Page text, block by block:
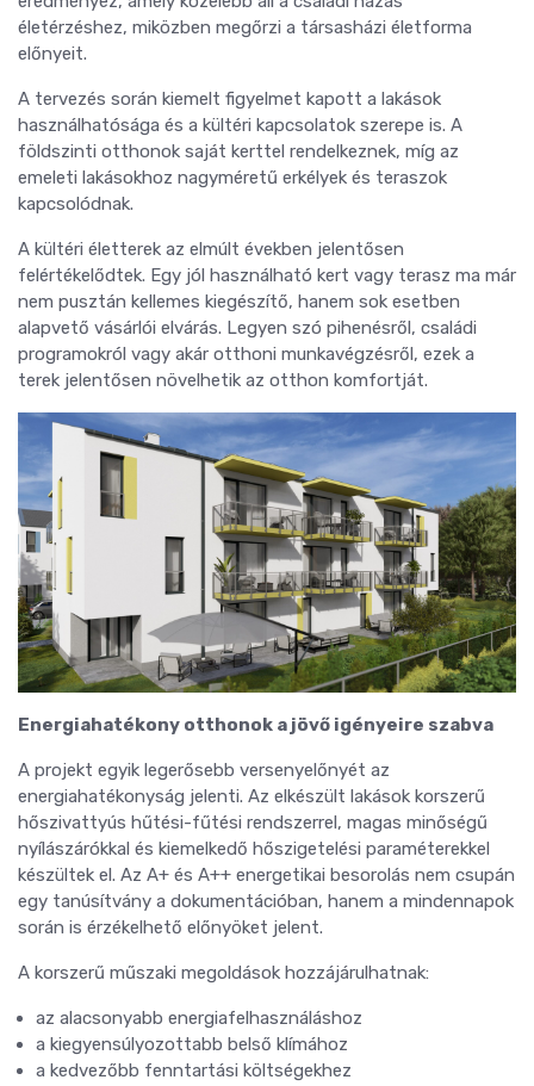
életérzéshez, miközben megőrzi a társasházi életforma
előnyeit.
A tervezés során kiemelt figyelmet kapott a lakások
használhatósága és a kültéri kapcsolatok szerepe is. A
földszinti otthonok saját kerttel rendelkeznek, míg az
emeleti lakásokhoz nagyméretű erkélyek és teraszok
kapcsolódnak.
A kültéri életterek az elmúlt években jelentősen
felértékelődtek. Egy jól használható kert vagy terasz ma már
nem pusztán kellemes kiegészítő, hanem sok esetben
alapvető vásárlói elvárás. Legyen szó pihenésről, családi
programokról vagy akár otthoni munkavégzésről, ezek a
terek jelentősen növelhetik az otthon komfortját.
Energiahatékony otthonok a jövő igényeire szabva
A projekt egyik legerősebb versenyelőnyét az
energiahatékonyság jelenti. Az elkészült lakások korszerű
hőszivattyús hűtési-fűtési rendszerrel, magas minőségű
nyílászárókkal és kiemelkedő hőszigetelési paraméterekkel
készültek el. Az A+ és A++ energetikai besorolás nem csupán
egy tanúsítvány a dokumentációban, hanem a mindennapok
során is érzékelhető előnyöket jelent.
A korszerű műszaki megoldások hozzájárulhatnak:
az alacsonyabb energiafelhasználáshoz
a kiegyensúlyozottabb belső klímához
a kedvezőbb fenntartási költségekhez